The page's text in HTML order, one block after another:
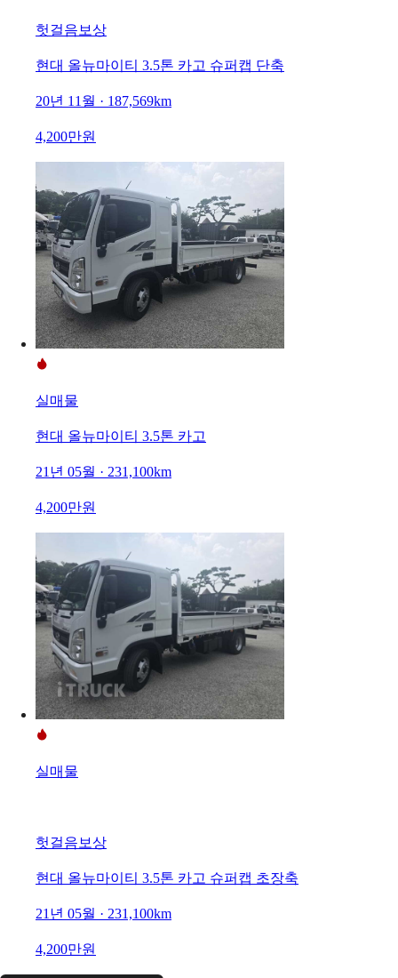
헛걸음보상
현대 올뉴마이티 3.5톤 카고 슈퍼캡 단축
20년 11월 · 187,569km
4,200만원
실매물
현대 올뉴마이티 3.5톤 카고
21년 05월 · 231,100km
4,200만원
실매물
헛걸음보상
현대 올뉴마이티 3.5톤 카고 슈퍼캡 초장축
21년 05월 · 231,100km
4,200만원